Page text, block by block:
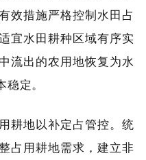
效措施严格控制水田占
宜水田耕种区域有序实
流出的农用地恢复为水
定。
地以补定占管控。统
占用耕地需求，建立非